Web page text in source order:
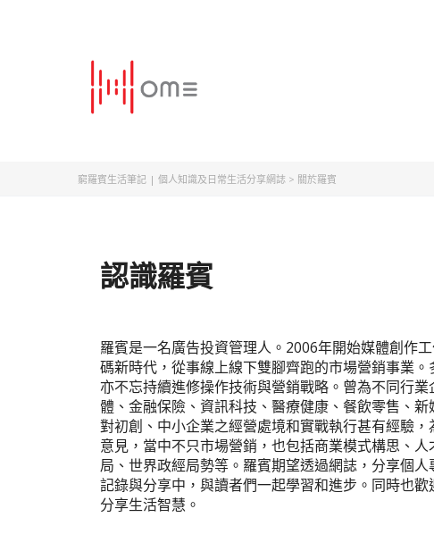
窮羅賓生活筆記 | 個人知識及日常生活分享網誌 > 關於羅賓
認識羅賓
羅賓是一名廣告投資管理人。2006年開始媒體創作
碼新時代，從事線上線下雙腳齊跑的市場營銷事業
亦不忘持續進修操作技術與營銷戰略。曾為不同行
體、金融保險、資訊科技、醫療健康、餐飲零售、
對初創、中小企業之經營處境和實戰執行甚有經驗
意見，當中不只市場營銷，也包括商業模式構思、
局、世界政經局勢等。羅賓期望透過網誌，分享個
記錄與分享中，與讀者們一起學習和進步。同時也
分享生活智慧。